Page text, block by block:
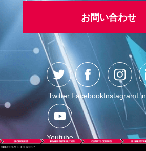
お問い合わせ
Twitter FacebookInstagram
Youtube